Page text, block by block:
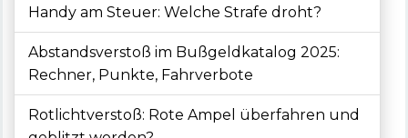
Handy am Steuer: Welche Strafe droht?
Abstandsverstoß im Bußgeldkatalog 2025:
Rechner, Punkte, Fahrverbote
Rotlichtverstoß: Rote Ampel überfahren und